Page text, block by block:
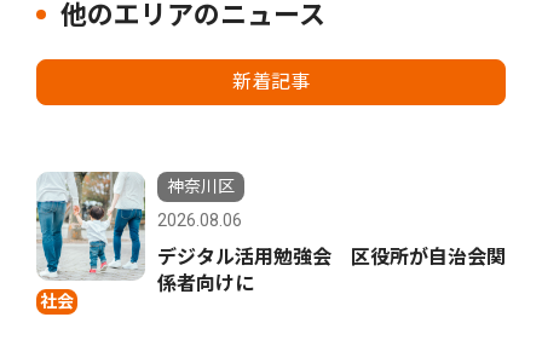
他のエリアのニュース
新着記事
社会
神奈川区
2026.08.06
デジタル活用勉強会 区役所が自治会関
係者向けに